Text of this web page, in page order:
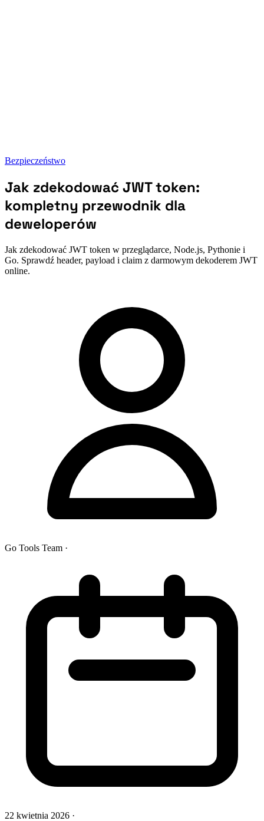
Bezpieczeństwo
Jak zdekodować JWT token:
kompletny przewodnik dla
deweloperów
Jak zdekodować JWT token w przeglądarce, Node.js, Pythonie i
Go. Sprawdź header, payload i claim z darmowym dekoderem JWT
online.
Go Tools Team ·
22 kwietnia 2026 ·